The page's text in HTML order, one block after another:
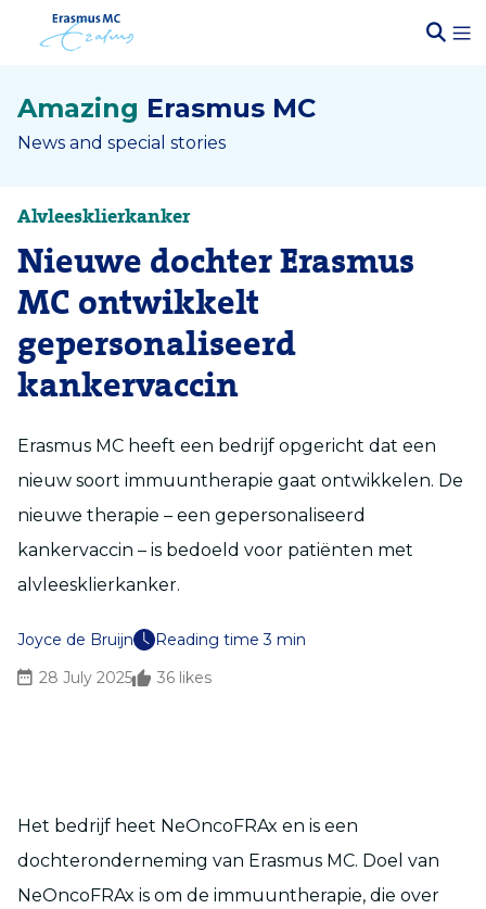
Amazing Erasmus MC
News and special stories
Alvleesklierkanker
Nieuwe dochter Erasmus
MC ontwikkelt
gepersonaliseerd
kankervaccin
Erasmus MC heeft een bedrijf opgericht dat een
nieuw soort immuuntherapie gaat ontwikkelen. De
nieuwe therapie – een gepersonaliseerd
kankervaccin – is bedoeld voor patiënten met
alvleesklierkanker.
Joyce de Bruijn
Reading time 3 min
28 July 2025
36 likes
Het bedrijf heet NeOncoFRAx en is een
dochteronderneming van Erasmus MC. Doel van
NeOncoFRAx is om de immuuntherapie, die over